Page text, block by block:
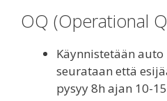
OQ (Operational
Käynnistetään
seurataan että
pysyy 8h ajan 10-